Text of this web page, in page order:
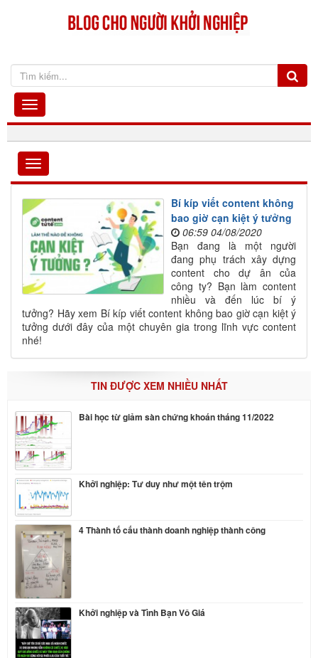
Bí kíp viết content không
bao giờ cạn kiệt ý tưởng
06:59 04/08/2020
Bạn đang là một người
đang phụ trách xây dựng
content cho dự ân của
công ty? Bạn làm content
nhiều và đến lúc bí ý
tưởng? Hãy xem Bí kíp viết content không bao giờ cạn kiệt ý
tưởng dưới đây của một chuyên gia trong lĩnh vực content
nhé!
TIN ĐƯỢC XEM NHIỀU NHẤT
Bài học từ giảm sàn chứng khoán tháng 11/2022
Khởi nghiệp: Tư duy như một tên trộm
4 Thành tố cấu thành doanh nghiệp thành công
Khởi nghiệp và Tình Bạn Vô Giá